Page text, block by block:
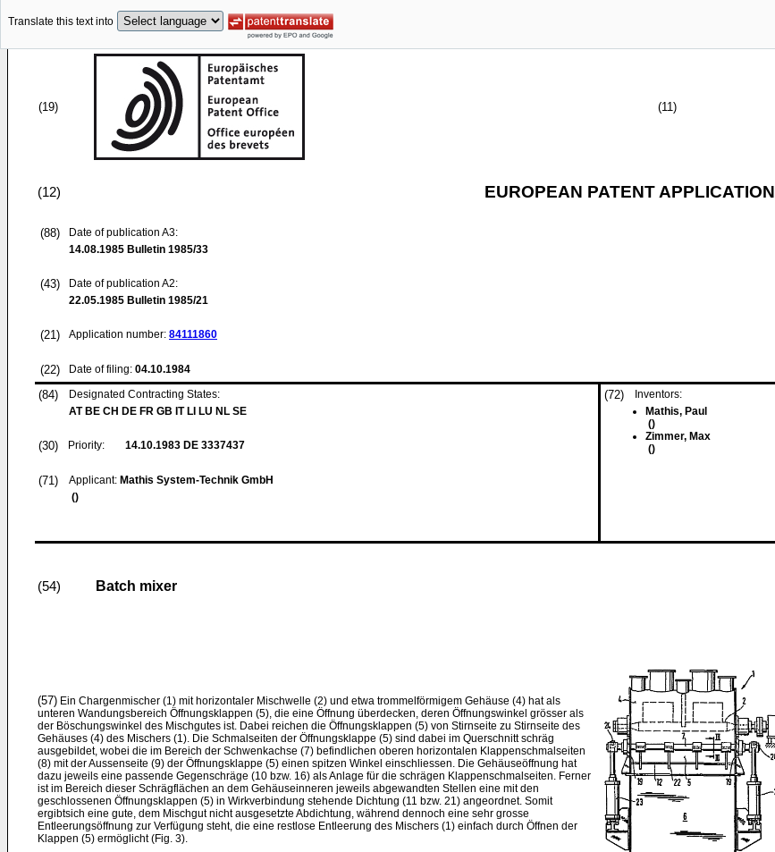
Translate this text into
(19) (11)
(12) EUROPEAN PATENT APPLICATION
(88)
Date of publication A3:
14.08.1985 Bulletin 1985/33
(43)
Date of publication A2:
22.05.1985 Bulletin 1985/21
(21) Application number: 84111860
(22) Date of filing: 04.10.1984
(84)
Designated Contracting States:
AT BE CH DE FR GB IT LI LU NL SE
(30) Priority: 14.10.1983 DE 3337437
(71) Applicant: Mathis System-Technik GmbH
()
(72)
Inventors:
Mathis, Paul
()
Zimmer, Max
()
(54) Batch mixer
(57) Ein Chargenmischer (1) mit horizontaler Mischwelle (2) und etwa trommelförmigem Gehäuse (4) hat als
unteren Wandungsbereich Öffnungsklappen (5), die eine Öffnung überdecken, deren Öffnungswinkel grösser als
der Böschungswinkel des Mischgutes ist. Dabei reichen die Öffnungsklappen (5) von Stirnseite zu Stirnseite des
Gehäuses (4) des Mischers (1). Die Schmalseiten der Öffnungsklappe (5) sind dabei im Querschnitt schräg
ausgebildet, wobei die im Bereich der Schwenkachse (7) befindlichen oberen horizontalen Klappenschmalseiten
(8) mit der Aussenseite (9) der Öffnungsklappe (5) einen spitzen Winkel einschliessen. Die Gehäuseöffnung hat
dazu jeweils eine passende Gegenschräge (10 bzw. 16) als Anlage für die schrägen Klappenschmalseiten. Ferner
ist im Bereich dieser Schrägflächen an dem Gehäuseinneren jeweils abgewandten Stellen eine mit den
geschlossenen Öffnungsklappen (5) in Wirkverbindung stehende Dichtung (11 bzw. 21) angeordnet. Somit
ergibtsich eine gute, dem Mischgut nicht ausgesetzte Abdichtung, während dennoch eine sehr grosse
Entleerungsöffnung zur Verfügung steht, die eine restlose Entleerung des Mischers (1) einfach durch Öffnen der
Klappen (5) ermöglicht (Fig. 3).